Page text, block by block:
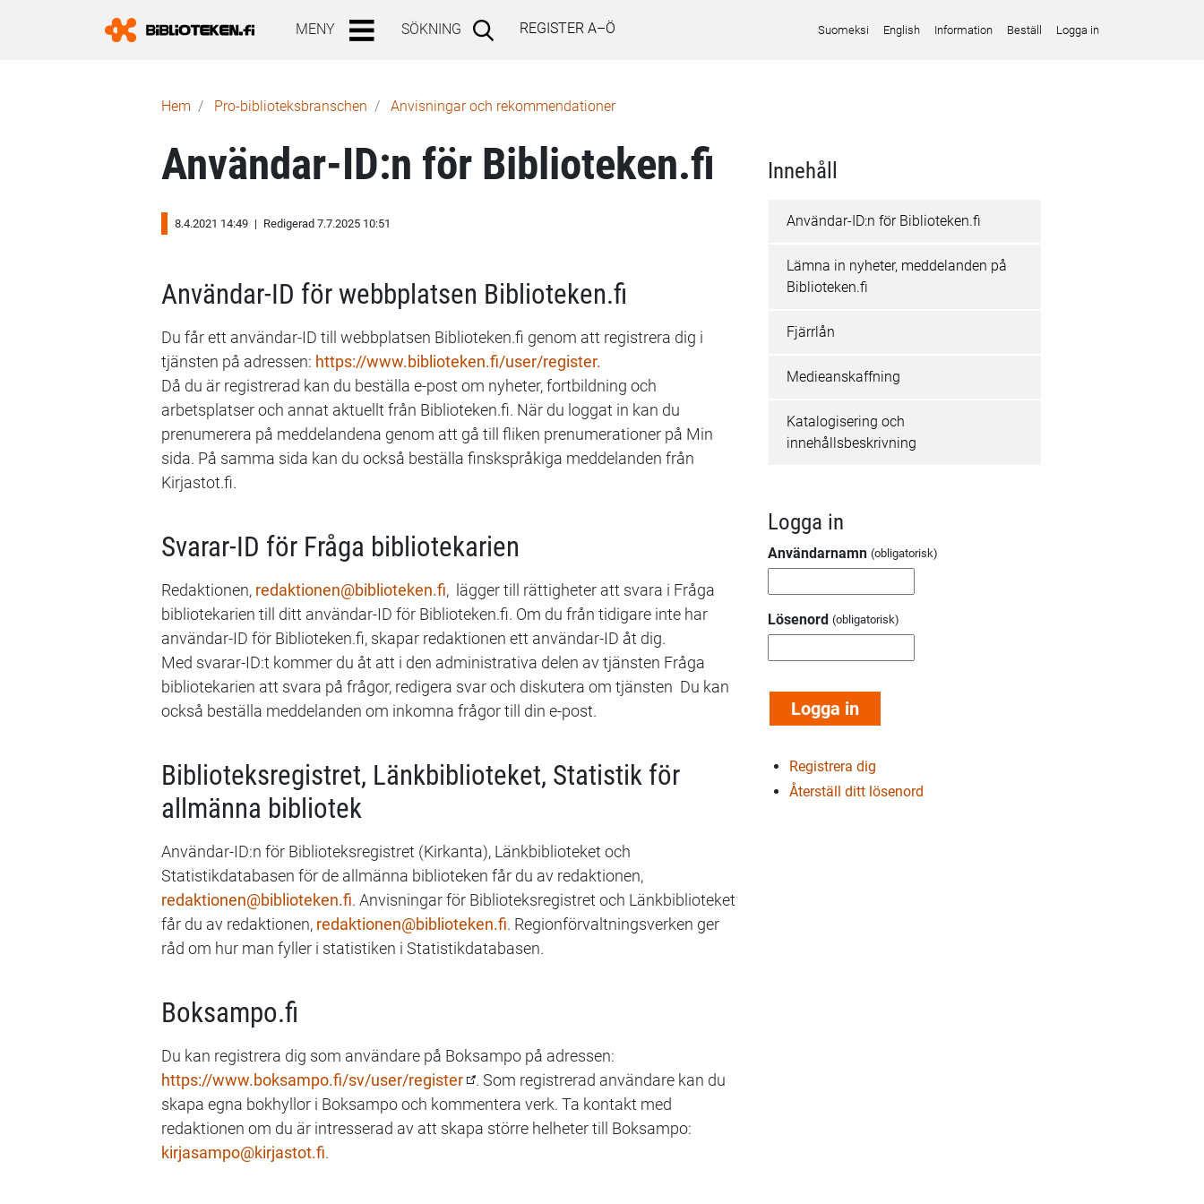
MENY SÖKNING REGISTER A–Ö Suomeksi English Information Beställ Logga in
Länkstig
Hem Pro-biblioteks­branschen Anvisningar och rekommendationer
Användar-ID:n för Biblioteken.fi
8.4.2021 14:49 | Redigerad 7.7.2025 10:51
Användar-ID för webbplatsen Biblioteken.fi
Du får ett användar-ID till webbplatsen Biblioteken.fi genom att registrera dig i
tjänsten på adressen: https://www.biblioteken.fi/user/register.
Då du är registrerad kan du beställa e-post om nyheter, fortbildning och
arbetsplatser och annat aktuellt från Biblioteken.fi. När du loggat in kan du
prenumerera på meddelandena genom att gå till fliken prenumerationer på Min
sida. På samma sida kan du också beställa finskspråkiga meddelanden från
Kirjastot.fi.
Svarar-ID för Fråga bibliotekarien
Redaktionen, redaktionen@biblioteken.fi, lägger till rättigheter att svara i Fråga
bibliotekarien till ditt användar-ID för Biblioteken.fi. Om du från tidigare inte har
användar-ID för Biblioteken.fi, skapar redaktionen ett användar-ID åt dig.
Med svarar-ID:t kommer du åt att i den administrativa delen av tjänsten Fråga
bibliotekarien att svara på frågor, redigera svar och diskutera om tjänsten Du kan
också beställa meddelanden om inkomna frågor till din e-post.
Biblioteksregistret, Länkbiblioteket, Statistik för
allmänna bibliotek
Användar-ID:n för Biblioteksregistret (Kirkanta), Länkbiblioteket och
Statistikdatabasen för de allmänna biblioteken får du av redaktionen,
redaktionen@biblioteken.fi. Anvisningar för Biblioteksregistret och Länkbiblioteket
får du av redaktionen, redaktionen@biblioteken.fi. Regionförvaltningsverken ger
råd om hur man fyller i statistiken i Statistikdatabasen.
Boksampo.fi
Du kan registrera dig som användare på Boksampo på adressen:
https://www.boksampo.fi/sv/user/register
. Som registrerad användare kan du
skapa egna bokhyllor i Boksampo och kommentera verk. Ta kontakt med
redaktionen om du är intresserad av att skapa större helheter till Boksampo:
kirjasampo@kirjastot.fi.
Innehåll
Användar-ID:n för Biblioteken.fi
Lämna in nyheter, meddelanden på
Biblioteken.fi
Fjärrlån
Medieanskaffning
Katalogisering och
innehållsbeskrivning
Logga in
Användarnamn
Lösenord
Registrera dig
Återställ ditt lösenord